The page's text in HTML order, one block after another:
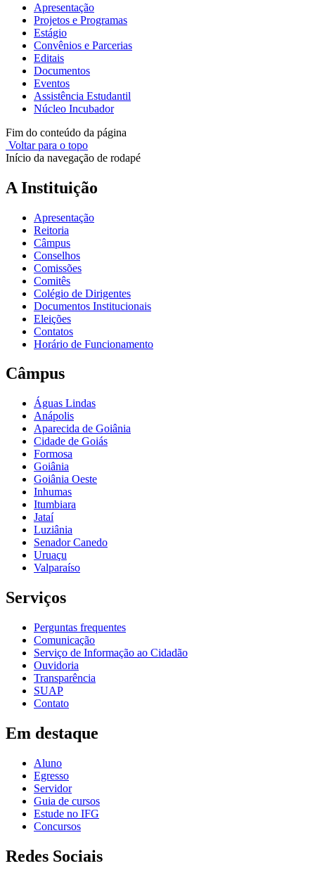
Apresentação
Projetos e Programas
Estágio
Convênios e Parcerias
Editais
Documentos
Eventos
Assistência Estudantil
Núcleo Incubador
Fim do conteúdo da página
Voltar para o topo
Início da navegação de rodapé
A Instituição
Apresentação
Reitoria
Câmpus
Conselhos
Comissões
Comitês
Colégio de Dirigentes
Documentos Institucionais
Eleições
Contatos
Horário de Funcionamento
Câmpus
Águas Lindas
Anápolis
Aparecida de Goiânia
Cidade de Goiás
Formosa
Goiânia
Goiânia Oeste
Inhumas
Itumbiara
Jataí
Luziânia
Senador Canedo
Uruaçu
Valparaíso
Serviços
Perguntas frequentes
Comunicação
Serviço de Informação ao Cidadão
Ouvidoria
Transparência
SUAP
Contato
Em destaque
Aluno
Egresso
Servidor
Guia de cursos
Estude no IFG
Concursos
Redes Sociais